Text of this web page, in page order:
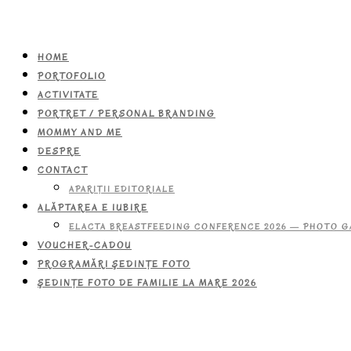
HOME
PORTOFOLIO
ACTIVITATE
PORTRET / PERSONAL BRANDING
MOMMY AND ME
DESPRE
CONTACT
APARIŢII EDITORIALE
ALĂPTAREA E IUBIRE
ELACTA BREASTFEEDING CONFERENCE 2026 — PHOTO
VOUCHER-CADOU
PROGRAMĂRI ŞEDINŢE FOTO
ŞEDINŢE FOTO DE FAMILIE LA MARE 2026